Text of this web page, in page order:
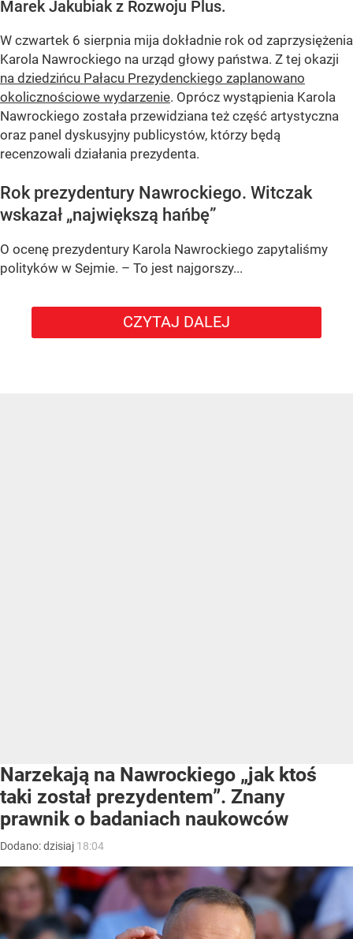
Marek Jakubiak z Rozwoju Plus.
W czwartek 6 sierpnia mija dokładnie rok od zaprzysiężenia
Karola Nawrockiego na urząd głowy państwa. Z tej okazji
na dziedzińcu Pałacu Prezydenckiego zaplanowano
okolicznościowe wydarzenie. Oprócz wystąpienia Karola
Nawrockiego została przewidziana też część artystyczna
oraz panel dyskusyjny publicystów, którzy będą
recenzowali działania prezydenta.
Rok prezydentury Nawrockiego. Witczak
wskazał „największą hańbę”
O ocenę prezydentury Karola Nawrockiego zapytaliśmy
polityków w Sejmie. – To jest najgorszy...
CZYTAJ DALEJ
Narzekają na Nawrockiego „jak ktoś
taki został prezydentem”. Znany
prawnik o badaniach naukowców
Dodano:dzisiaj 18:04